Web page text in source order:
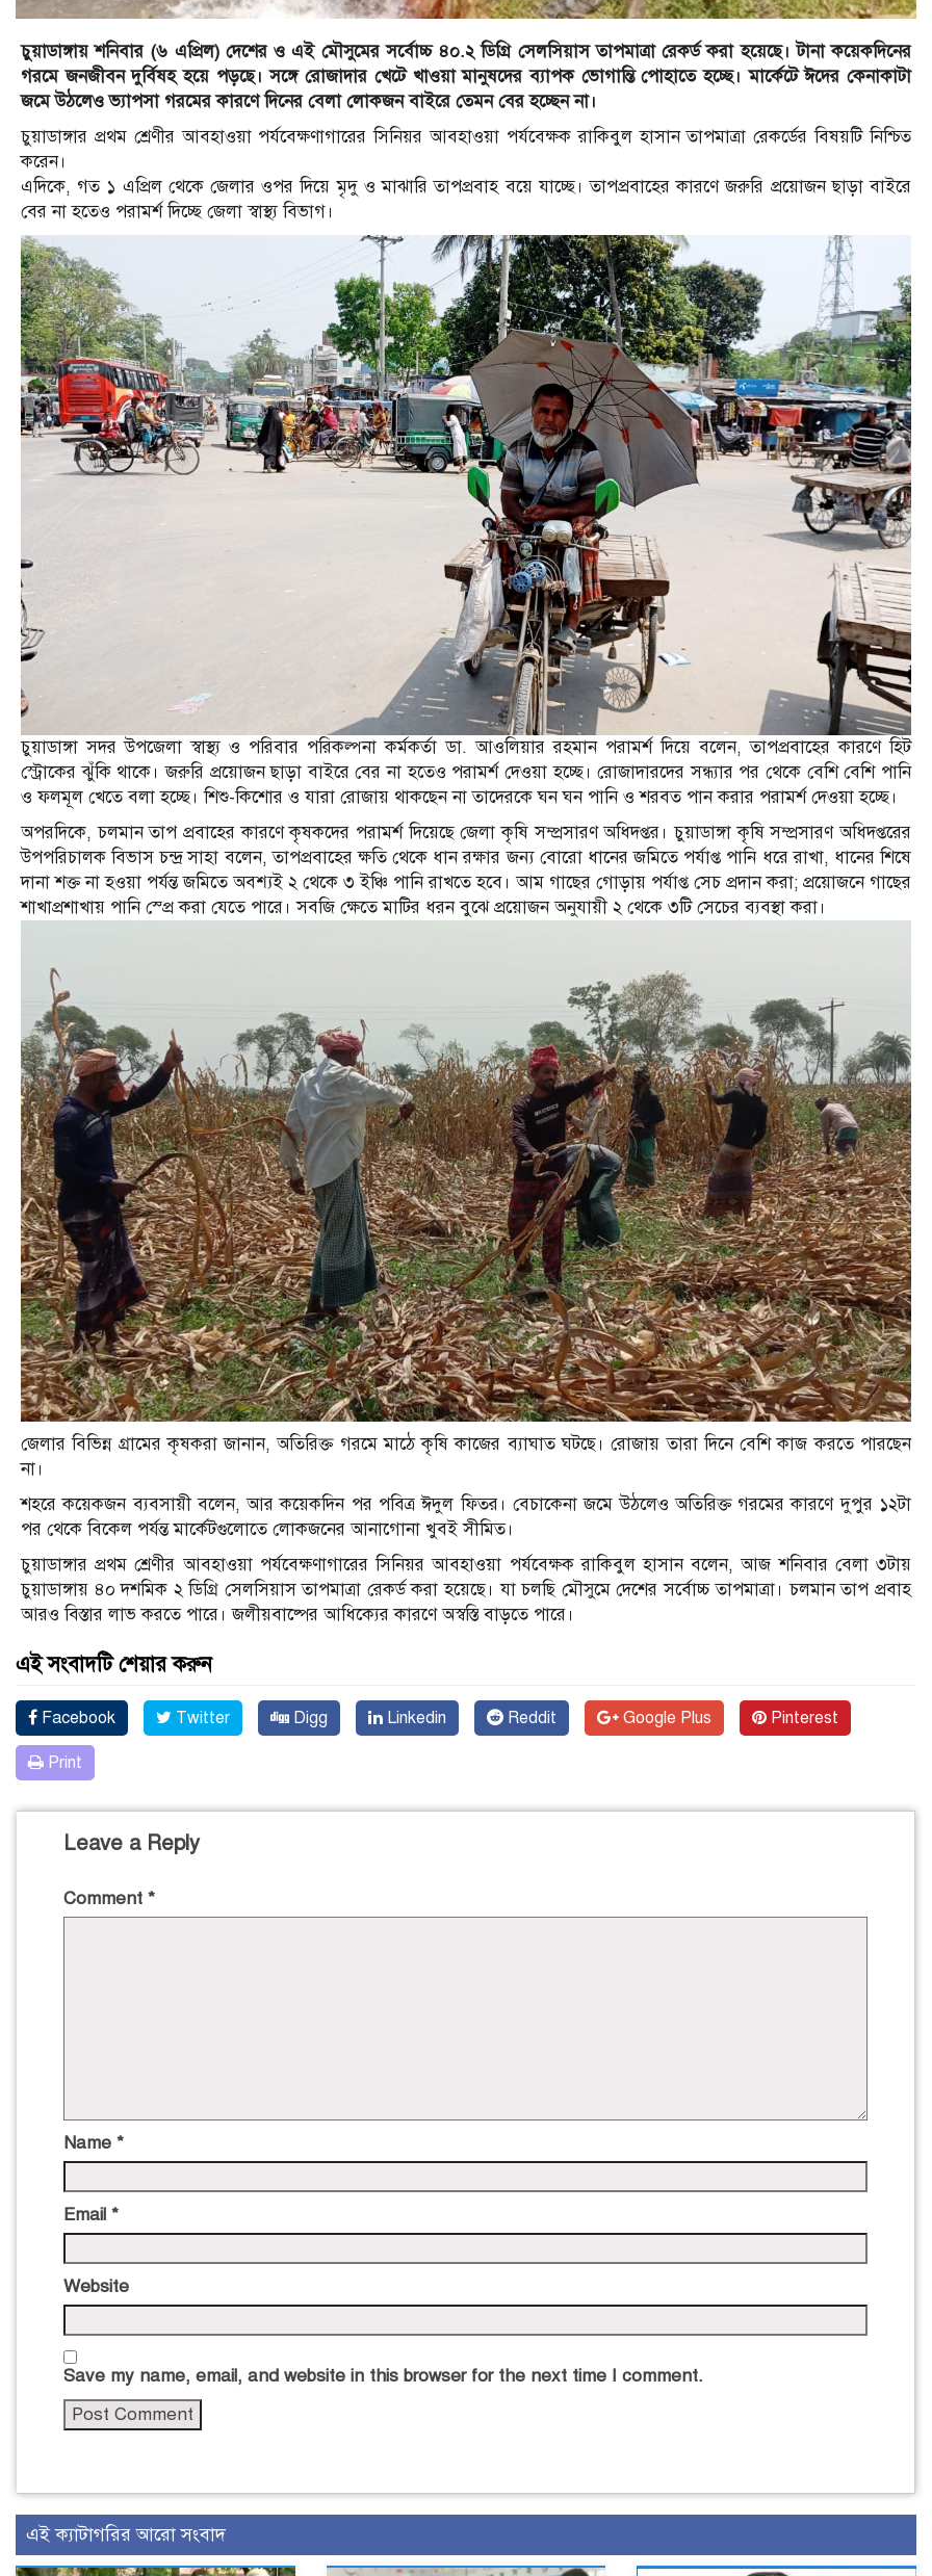
চুয়াডাঙ্গায় শনিবার (৬ এপ্রিল) দেশের ও এই মৌসুমের সর্বোচ্চ ৪০.২ ডিগ্রি সেলসিয়াস তাপমাত্রা রেকর্ড করা হয়েছে। টানা কয়েকদিনের
গরমে জনজীবন দুর্বিষহ হয়ে পড়ছে। সঙ্গে রোজাদার খেটে খাওয়া মানুষদের ব্যাপক ভোগান্তি পোহাতে হচ্ছে। মার্কেটে ঈদের কেনাকাটা
জমে উঠলেও ভ্যাপসা গরমের কারণে দিনের বেলা লোকজন বাইরে তেমন বের হচ্ছেন না।
চুয়াডাঙ্গার প্রথম শ্রেণীর আবহাওয়া পর্যবেক্ষণাগারের সিনিয়র আবহাওয়া পর্যবেক্ষক রাকিবুল হাসান তাপমাত্রা রেকর্ডের বিষয়টি নিশ্চিত
করেন।
এদিকে, গত ১ এপ্রিল থেকে জেলার ওপর দিয়ে মৃদু ও মাঝারি তাপপ্রবাহ বয়ে যাচ্ছে। তাপপ্রবাহের কারণে জরুরি প্রয়োজন ছাড়া বাইরে
বের না হতেও পরামর্শ দিচ্ছে জেলা স্বাস্থ্য বিভাগ।
চুয়াডাঙ্গা সদর উপজেলা স্বাস্থ্য ও পরিবার পরিকল্পনা কর্মকর্তা ডা. আওলিয়ার রহমান পরামর্শ দিয়ে বলেন, তাপপ্রবাহের কারণে হিট
স্ট্রোকের ঝুঁকি থাকে। জরুরি প্রয়োজন ছাড়া বাইরে বের না হতেও পরামর্শ দেওয়া হচ্ছে। রোজাদারদের সন্ধ্যার পর থেকে বেশি বেশি পানি
ও ফলমূল খেতে বলা হচ্ছে। শিশু-কিশোর ও যারা রোজায় থাকছেন না তাদেরকে ঘন ঘন পানি ও শরবত পান করার পরামর্শ দেওয়া হচ্ছে।
অপরদিকে, চলমান তাপ প্রবাহের কারণে কৃষকদের পরামর্শ দিয়েছে জেলা কৃষি সম্প্রসারণ অধিদপ্তর। চুয়াডাঙ্গা কৃষি সম্প্রসারণ অধিদপ্তরের
উপপরিচালক বিভাস চন্দ্র সাহা বলেন, তাপপ্রবাহের ক্ষতি থেকে ধান রক্ষার জন্য বোরো ধানের জমিতে পর্যাপ্ত পানি ধরে রাখা, ধানের শিষে
দানা শক্ত না হওয়া পর্যন্ত জমিতে অবশ্যই ২ থেকে ৩ ইঞ্চি পানি রাখতে হবে। আম গাছের গোড়ায় পর্যাপ্ত সেচ প্রদান করা; প্রয়োজনে গাছের
শাখাপ্রশাখায় পানি স্প্রে করা যেতে পারে। সবজি ক্ষেতে মাটির ধরন বুঝে প্রয়োজন অনুযায়ী ২ থেকে ৩টি সেচের ব্যবস্থা করা।
জেলার বিভিন্ন গ্রামের কৃষকরা জানান, অতিরিক্ত গরমে মাঠে কৃষি কাজের ব্যাঘাত ঘটছে। রোজায় তারা দিনে বেশি কাজ করতে পারছেন
না।
শহরে কয়েকজন ব্যবসায়ী বলেন, আর কয়েকদিন পর পবিত্র ঈদুল ফিতর। বেচাকেনা জমে উঠলেও অতিরিক্ত গরমের কারণে দুপুর ১২টা
পর থেকে বিকেল পর্যন্ত মার্কেটগুলোতে লোকজনের আনাগোনা খুবই সীমিত।
চুয়াডাঙ্গার প্রথম শ্রেণীর আবহাওয়া পর্যবেক্ষণাগারের সিনিয়র আবহাওয়া পর্যবেক্ষক রাকিবুল হাসান বলেন, আজ শনিবার বেলা ৩টায়
চুয়াডাঙ্গায় ৪০ দশমিক ২ ডিগ্রি সেলসিয়াস তাপমাত্রা রেকর্ড করা হয়েছে। যা চলছি মৌসুমে দেশের সর্বোচ্চ তাপমাত্রা। চলমান তাপ প্রবাহ
আরও বিস্তার লাভ করতে পারে। জলীয়বাষ্পের আধিক্যের কারণে অস্বস্তি বাড়তে পারে।
এই সংবাদটি শেয়ার করুন
Facebook Twitter Digg Linkedin Reddit Google Plus Pinterest
Print
Leave a Reply
Comment *
Name *
Email *
Website
Save my name, email, and website in this browser for the next time I comment.
এই ক্যাটাগরির আরো সংবাদ